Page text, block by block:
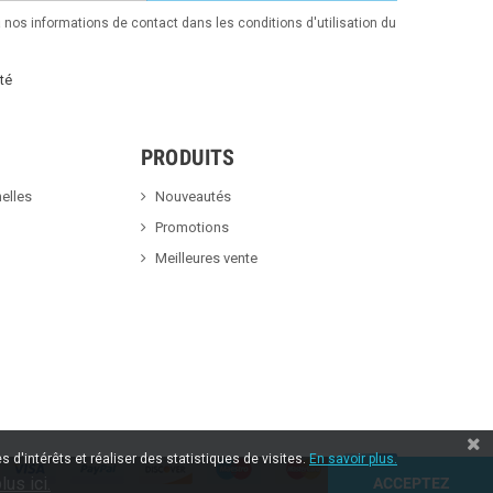
informations de contact dans les conditions d'utilisation du
PRODUITS
Nouveautés
Promotions
Meilleures vente
ACCEPTEZ
d'intérêts et réaliser des statistiques de visites.En savoir plus.